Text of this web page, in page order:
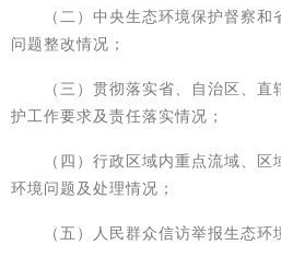
（二）中央生态环境保护督察和
问题整改情况；
（三）贯彻落实省、自治区、直
护工作要求及责任落实情况；
（四）行政区域内重点流域、区
环境问题及处理情况；
（五）人民群众信访举报生态环